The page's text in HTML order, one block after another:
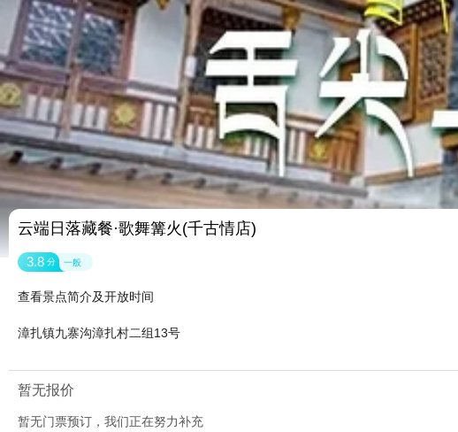
云端日落藏餐·歌舞篝火(千古情店)
3.8 分 一般
查看景点简介及开放时间
漳扎镇九寨沟漳扎村二组13号
暂无报价
暂无门票预订，我们正在努力补充